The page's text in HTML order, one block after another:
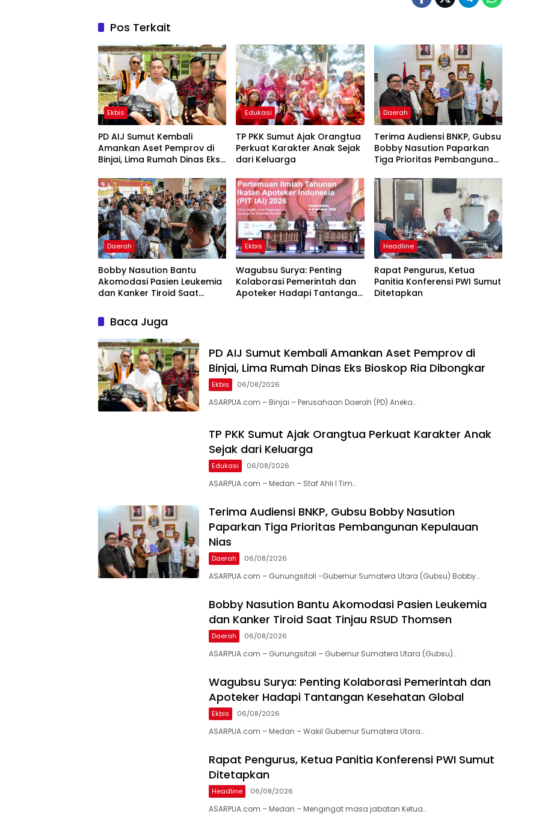
Pos Terkait
Ekbis
PD AIJ Sumut Kembali
Amankan Aset Pemprov di
Binjai, Lima Rumah Dinas Eks
Edukasi
TP PKK Sumut Ajak Orangtua
Perkuat Karakter Anak Sejak
dari Keluarga
Daerah
Terima Audiensi BNKP, Gubsu
Bobby Nasution Paparkan
Tiga Prioritas Pembangunan
Daerah
Bobby Nasution Bantu
Akomodasi Pasien Leukemia
dan Kanker Tiroid Saat
Ekbis
Wagubsu Surya: Penting
Kolaborasi Pemerintah dan
Apoteker Hadapi Tantangan
Headline
Rapat Pengurus, Ketua
Panitia Konferensi PWI Sumut
Ditetapkan
Baca Juga
PD AIJ Sumut Kembali Amankan Aset Pemprov di
Binjai, Lima Rumah Dinas Eks Bioskop Ria Dibongkar
Ekbis 06/08/2026
ASARPUA.com – Binjai – Perusahaan Daerah (PD) Aneka…
TP PKK Sumut Ajak Orangtua Perkuat Karakter Anak
Sejak dari Keluarga
Edukasi 06/08/2026
ASARPUA.com – Medan – Staf Ahli I Tim…
Terima Audiensi BNKP, Gubsu Bobby Nasution
Paparkan Tiga Prioritas Pembangunan Kepulauan
Nias
Daerah 06/08/2026
ASARPUA.com – Gunungsitoli -Gubernur Sumatera Utara (Gubsu) Bobby…
Bobby Nasution Bantu Akomodasi Pasien Leukemia
dan Kanker Tiroid Saat Tinjau RSUD Thomsen
Daerah 06/08/2026
ASARPUA.com – Gunungsitoli – Gubernur Sumatera Utara (Gubsu)…
Wagubsu Surya: Penting Kolaborasi Pemerintah dan
Apoteker Hadapi Tantangan Kesehatan Global
Ekbis 06/08/2026
ASARPUA.com – Medan – Wakil Gubernur Sumatera Utara…
Rapat Pengurus, Ketua Panitia Konferensi PWI Sumut
Ditetapkan
Headline 06/08/2026
ASARPUA.com – Medan – Mengingat masa jabatan Ketua…